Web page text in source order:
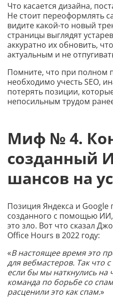
Что касается дизайна,
Не стоит переоформлять
видите какой-то новый
страницы выглядят
аккуратно их обновить,
актуальным и не
Помните, что при полном
необходимо учесть SEO,
потерять позиции,
непосильным трудом
Миф № 4.
созданный
шансов на
Позиция Яндекса и Google
созданного с помощью
это зло. Вот что сказал
Office Hours в 2022 году:
«В настоящее время это
для вебмастеров. Так что
если бы мы наткнулись на
команда по борьбе со
расценили это как спам.»